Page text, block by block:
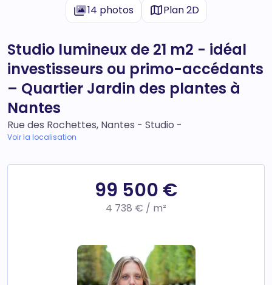
14 photos Plan 2D
Studio lumineux de 21 m2 - idéal
investisseurs ou primo-accédants
– Quartier Jardin des plantes à
Nantes
Rue des Rochettes, Nantes - Studio -
Voir la localisation
99 500 €
4 738 € / m²